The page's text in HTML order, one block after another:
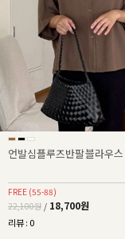
언발심플루즈반팔블라우스
FREE (55-88)
22,100원 / 18,700원
리뷰 : 0